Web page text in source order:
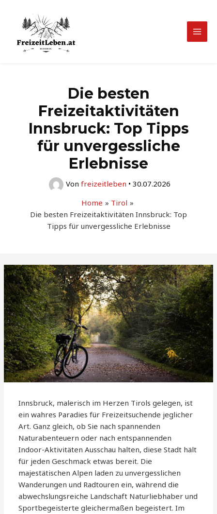
springen
Main
Die besten
Freizeitaktivitäten
Innsbruck: Top Tipps
für unvergessliche
Erlebnisse
Von freizeitleben • 30.07.2026
Home
Tirol
Die besten Freizeitaktivitäten Innsbruck: Top
Tipps für unvergessliche Erlebnisse
Innsbruck, malerisch im Herzen Tirols gelegen, ist
ein wahres Paradies für Freizeitsuchende jeglicher
Art. Ganz gleich, ob Sie nach spannenden
Naturabenteuern oder nach entspannenden
Indoor-Aktivitäten Ausschau halten, diese Stadt hält
für jeden Geschmack etwas bereit. Die
majestätischen Alpen laden zu unvergesslichen
Wanderungen und Radtouren ein, während die
abwechslungsreiche Landschaft Naturliebhaber und
Sportbegeisterte gleichermaßen begeistert. Im